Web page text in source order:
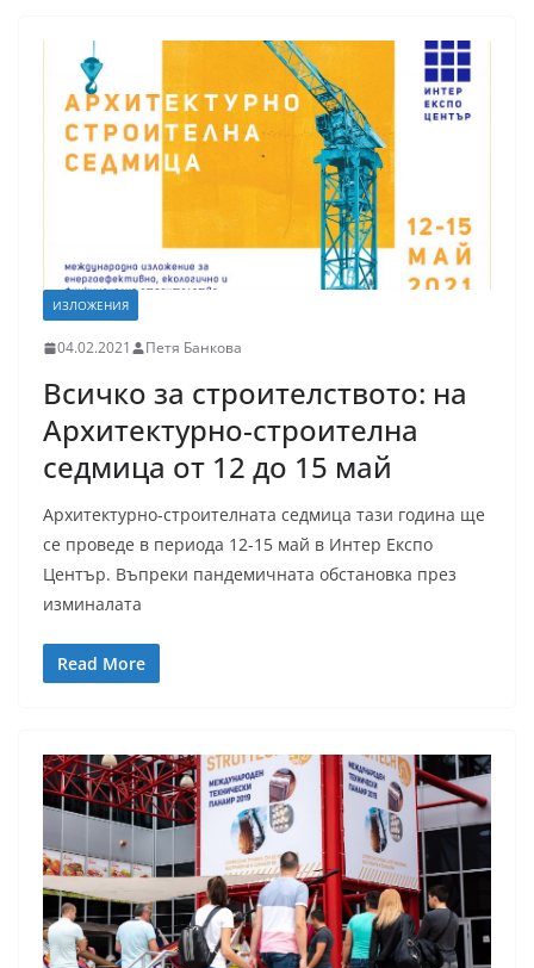
ИЗЛОЖЕНИЯ
04.02.2021 Петя Банкова
Всичко за строителството: на
Архитектурно-строителна
седмица от 12 до 15 май
Архитектурно-строителната седмица тази година ще
се проведе в периода 12-15 май в Интер Експо
Център. Въпреки пандемичната обстановка през
изминалата
Read More